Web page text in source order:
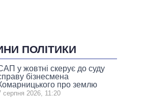
ПОЛІТИКИ
у жовтні скерує до суду
бізнесмена
про землю
серпня 2026, 11:20